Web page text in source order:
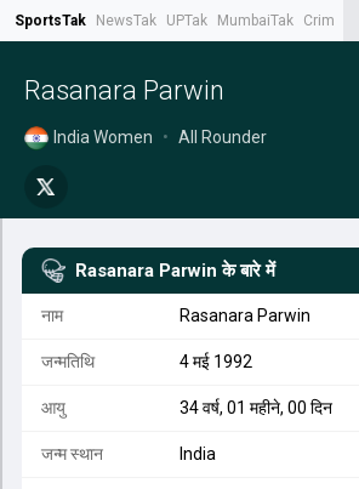
SportsTak NewsTak UPTak MumbaiTak CrimeTak
Rasanara Parwin
India Women • All Rounder
Rasanara Parwin के बारे में
नाम Rasanara Parwin
जन्मतिथि 4 मई 1992
आयु 34 वर्ष, 01 महीने, 00 दिन
जन्म स्थान India